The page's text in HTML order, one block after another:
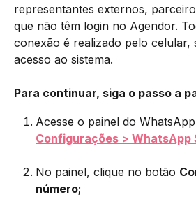
representantes externos,
que não têm login no Agendor.
conexão é realizado pelo celular,
acesso ao sistema.
Para continuar, siga o passo a
Acesse o painel do
Configurações > WhatsApp
No painel, clique no botão
número;